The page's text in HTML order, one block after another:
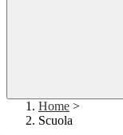
Home >
Scuola